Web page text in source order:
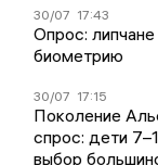
30/07 17:43
Опрос:
биометрию
30/07 17:15
Поколение
спрос: дети
выбор